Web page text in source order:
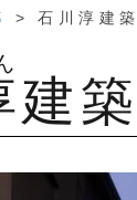
> 石川淳建
建